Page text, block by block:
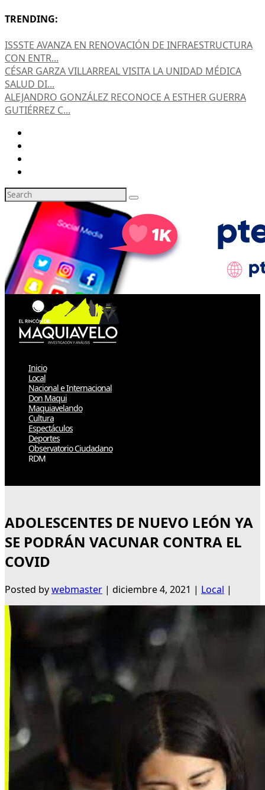
TRENDING:
ISSSTE AVANZA EN RENOVACIÓN DE INFRAESTRUCTURA
CON ENTR...
CÉSAR GARZA VILLARREAL VISITA LA UNIDAD MÉDICA
SALUD DI...
ALEJANDRO GONZÁLEZ RECONOCE A ESTHER GUERRA
GUTIÉRREZ C...
Inicio
Local
Nacional e Internacional
Don Maqui
Maquiavelando
Cultura
Espectáculos
Deportes
Observatorio Ciudadano
RDM
ADOLESCENTES DE NUEVO LEÓN YA
SE PODRÁN VACUNAR CONTRA EL
COVID
Posted bywebmaster | diciembre 4, 2021 | Local |